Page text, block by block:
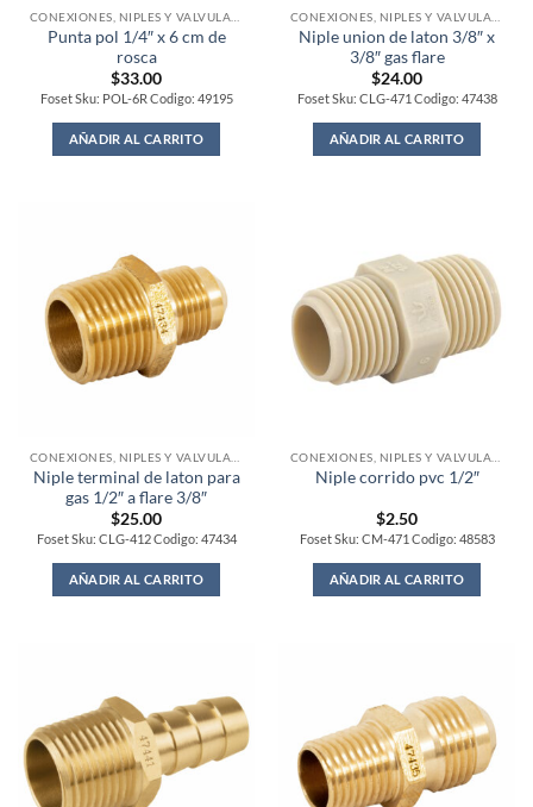
Punta pol 1/4″ x 6 cm de
rosca
$33.00
Foset Sku: POL-6R Codigo: 49195
AÑADIR AL CARRITO
Niple union de laton 3/8″ x
3/8″ gas flare
$24.00
Foset Sku: CLG-471 Codigo: 47438
AÑADIR AL CARRITO
Niple terminal de laton para
gas 1/2″ a flare 3/8″
$25.00
Foset Sku: CLG-412 Codigo: 47434
AÑADIR AL CARRITO
Niple corrido pvc 1/2″
$2.50
Foset Sku: CM-471 Codigo: 48583
AÑADIR AL CARRITO